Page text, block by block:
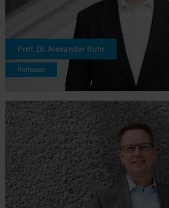
Prof. Dr. Alexander Rühr
Professor